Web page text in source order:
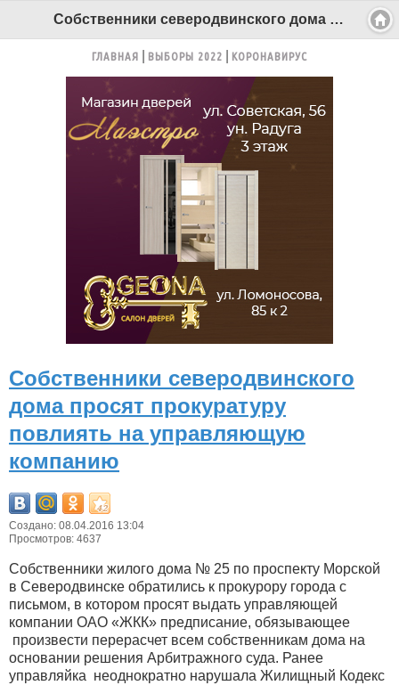
Собственники северодвинского дома просят прокуратуру повлиять на управляющую компанию - Беломорканал Северодвинск tv29.ru
ГЛАВНАЯ ВЫБОРЫ 2022 КОРОНАВИРУС
Собственники северодвинского
дома просят прокуратуру
повлиять на управляющую
компанию
Создано: 08.04.2016 13:04
Просмотров: 4637
Собственники жилого дома № 25 по проспекту Морской
в Северодвинске обратились к прокурору города с
письмом, в котором просят выдать управляющей
компании ОАО «ЖКК» предписание, обязывающее
произвести перерасчет всем собственникам дома на
основании решения Арбитражного суда. Ранее
управляйка неоднократно нарушала Жилищный Кодекс